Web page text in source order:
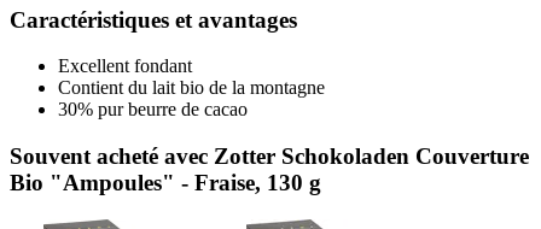
Caractéristiques et avantages
Excellent fondant
Contient du lait bio de la montagne
30% pur beurre de cacao
Souvent acheté avec Zotter Schokoladen Couverture
Bio "Ampoules" - Fraise, 130 g